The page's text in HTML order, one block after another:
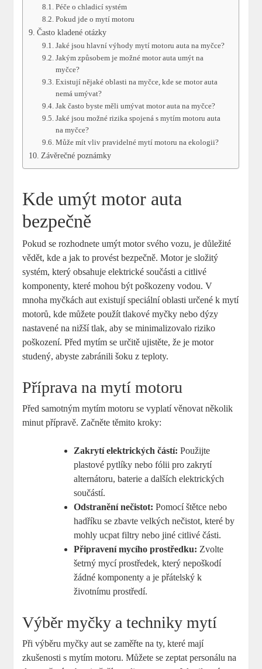
Péče o chladicí systém
Pokud jde o mytí motoru
Často kladené otázky
Jaké jsou hlavní výhody mytí motoru auta na myčce?
Jakým způsobem je možné motor auta umýt na
myčce?
Existují nějaké oblasti na myčce, kde se motor auta
nemá umývat?
Jak často byste měli umývat motor auta na myčce?
Jaké jsou možné rizika spojená s mytím motoru auta
na myčce?
Může mít vliv pravidelné mytí motoru na ekologii?
Závěrečné poznámky
Kde umýt motor auta
bezpečně
Pokud se rozhodnete umýt motor svého vozu, je důležité
vědět, kde a jak to provést bezpečně. Motor je složitý
systém, který obsahuje elektrické součásti a citlivé
komponenty, které mohou být poškozeny vodou. V
mnoha myčkách aut existují speciální oblasti určené k mytí
motorů, kde můžete použít tlakové myčky nebo dýzy
nastavené na nižší tlak, aby se minimalizovalo riziko
poškození. Před mytím se určitě ujistěte, že je motor
studený, abyste zabránili šoku z teploty.
Příprava na mytí motoru
Před samotným mytím motoru se vyplatí věnovat několik
minut přípravě. Začněte těmito kroky:
Zakrytí elektrických částí: Použijte
plastové pytlíky nebo fólii pro zakrytí
alternátoru, baterie a dalších elektrických
součástí.
Odstranění nečistot: Pomocí štětce nebo
hadříku se zbavte velkých nečistot, které by
mohly ucpat filtry nebo jiné citlivé části.
Připravení mycího prostředku: Zvolte
šetrný mycí prostředek, který nepoškodí
žádné komponenty a je přátelský k
životnímu prostředí.
Výběr myčky a techniky mytí
Při výběru myčky aut se zaměřte na ty, které mají
zkušenosti s mytím motoru. Můžete se zeptat personálu na